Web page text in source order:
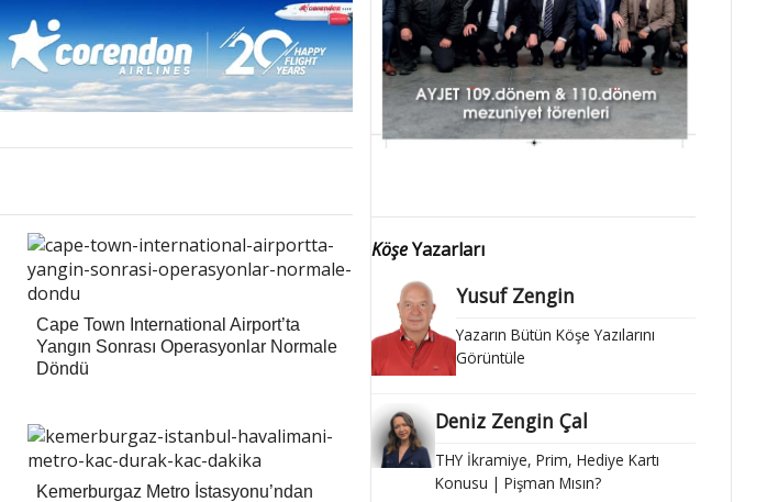
Cape Town International Airport’ta
Yangın Sonrası Operasyonlar Normale
Döndü
Kemerburgaz Metro İstasyonu’ndan
KöşeYazarları
Yusuf Zengin
Yazarın Bütün Köşe Yazılarını
Görüntüle
Deniz Zengin Çal
THY İkramiye, Prim, Hediye Kartı
Konusu | Pişman Mısın?